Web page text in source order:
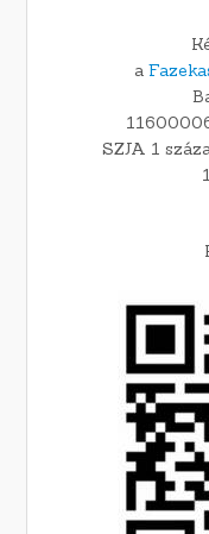
a
SZJA 1